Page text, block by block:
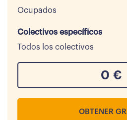
Ocupados
Colectivos específicos
Todos los colectivos
0 €
OBTENER